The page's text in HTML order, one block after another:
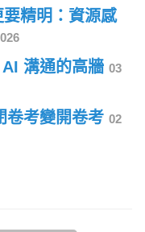
精明：資源感
溝通的高牆 03
卷考變開卷考 02